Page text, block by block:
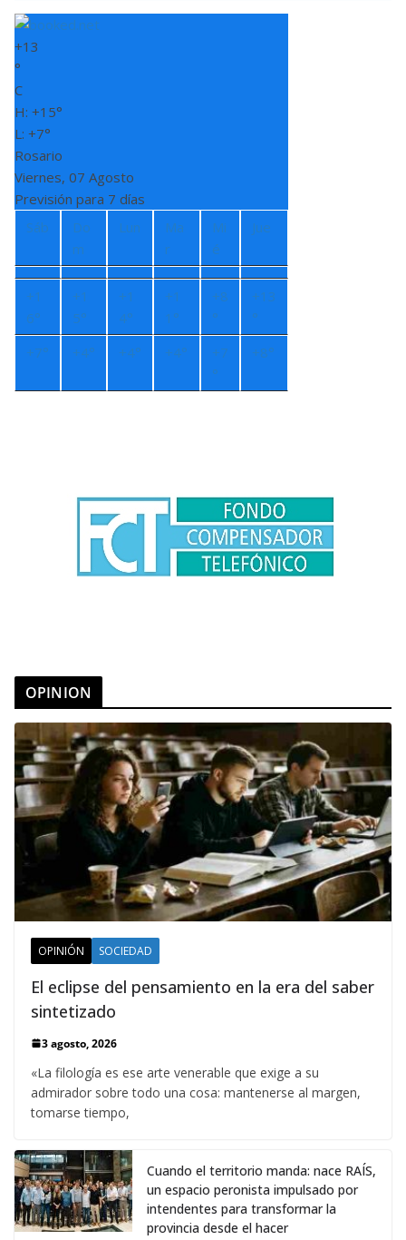
+13
°
C
H: +15°
L: +7°
Rosario
Viernes, 07 Agosto
Previsión para 7 días
Sáb
Do
m
Lun
Ma
r
Mi
é
Jue
+1
6°
+1
5°
+1
4°
+1
1°
+8
°
+13
°
+7° +4° +4° +4° +7
°
+8°
OPINION
OPINIÓN SOCIEDAD
El eclipse del pensamiento en la era del saber
sintetizado
3 agosto, 2026
«La filología es ese arte venerable que exige a su
admirador sobre todo una cosa: mantenerse al margen,
tomarse tiempo,
Cuando el territorio manda: nace RAÍS,
un espacio peronista impulsado por
intendentes para transformar la
provincia desde el hacer